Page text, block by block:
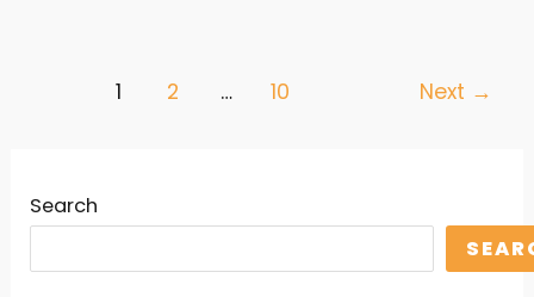
Search
1 2 … 10 Next →